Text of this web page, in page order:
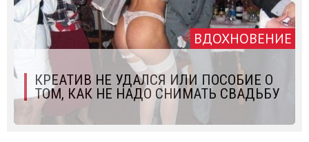
ВДОХНОВЕНИЕ
КРЕАТИВ НЕ УДАЛСЯ ИЛИ ПОСОБИЕ О
ТОМ, КАК НЕ НАДО СНИМАТЬ СВАДЬБУ